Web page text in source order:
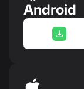
Android